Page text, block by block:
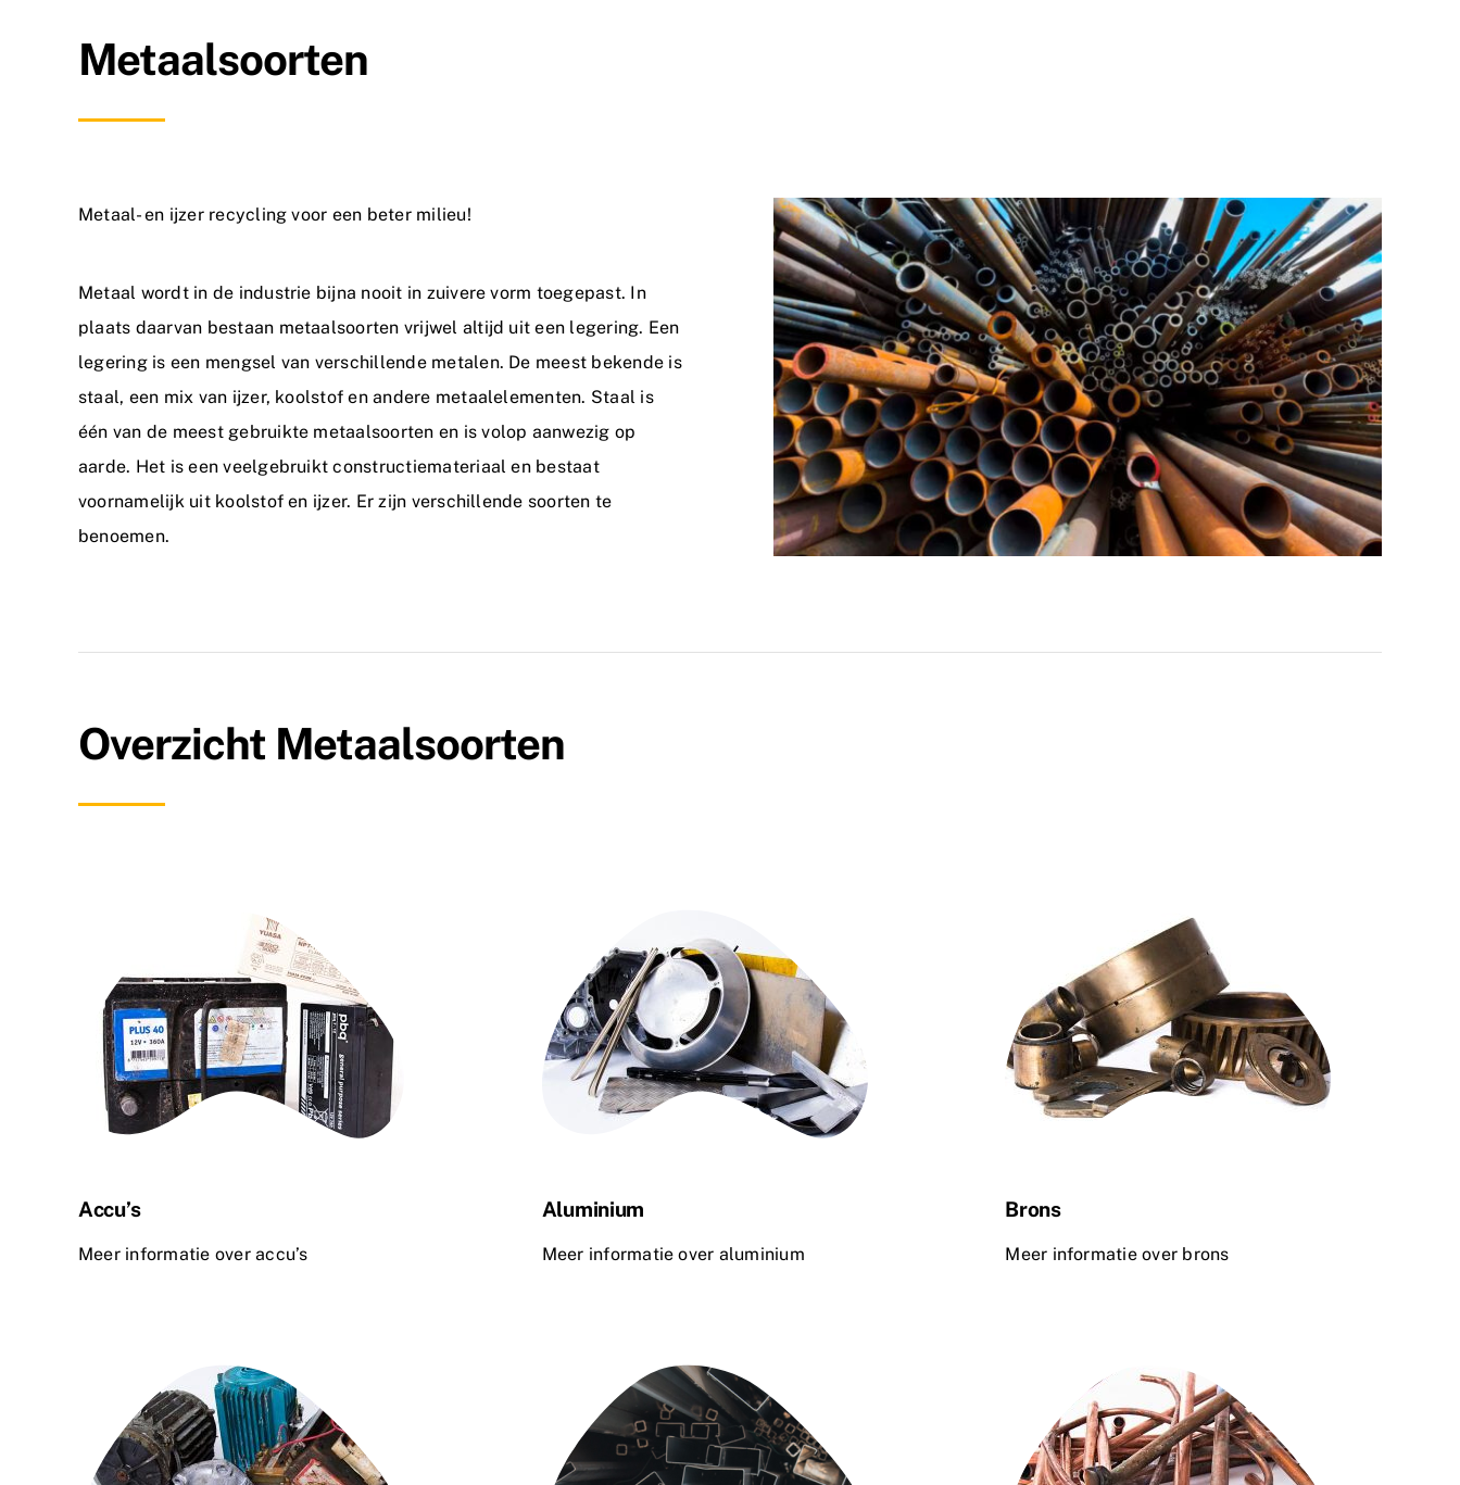
Metaalsoorten
Metaal- en ijzer recycling voor een beter milieu!
Metaal wordt in de industrie bijna nooit in zuivere vorm toegepast. In
plaats daarvan bestaan metaalsoorten vrijwel altijd uit een legering. Een
legering is een mengsel van verschillende metalen. De meest bekende is
staal, een mix van ijzer, koolstof en andere metaalelementen. Staal is
één van de meest gebruikte metaalsoorten en is volop aanwezig op
aarde. Het is een veelgebruikt constructiemateriaal en bestaat
voornamelijk uit koolstof en ijzer. Er zijn verschillende soorten te
benoemen.
Overzicht Metaalsoorten
Accu’s
Meer informatie over accu’s
Aluminium
Meer informatie over aluminium
Brons
Meer informatie over brons